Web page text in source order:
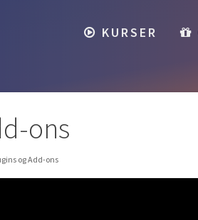
KURSER
ons
og Add-ons